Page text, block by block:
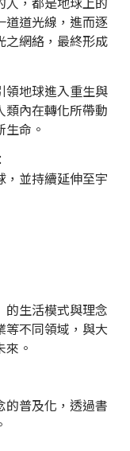
道道光線，進而逐
之網絡，最終形成
領地球進入重生與
類內在轉化所帶動
命。
，並持續延伸至宇
的生活模式與理念
等不同領域，與大
。
的普及化，透過書